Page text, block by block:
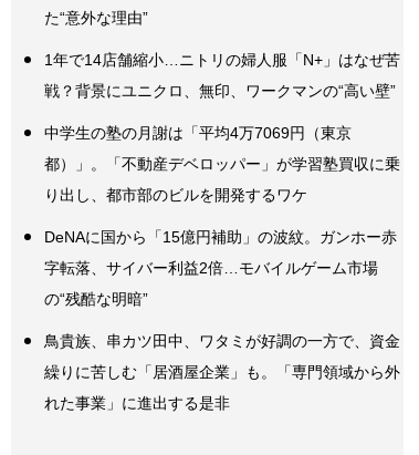
た“意外な理由”
1年で14店舗縮小…ニトリの婦人服「N+」はなぜ苦
戦？背景にユニクロ、無印、ワークマンの“高い壁”
中学生の塾の月謝は「平均4万7069円（東京
都）」。「不動産デベロッパー」が学習塾買収に乗
り出し、都市部のビルを開発するワケ
DeNAに国から「15億円補助」の波紋。ガンホー赤
字転落、サイバー利益2倍…モバイルゲーム市場
の“残酷な明暗”
鳥貴族、串カツ田中、ワタミが好調の一方で、資金
繰りに苦しむ「居酒屋企業」も。「専門領域から外
れた事業」に進出する是非